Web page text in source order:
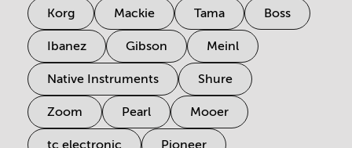
Korg Mackie Tama Boss
Ibanez Gibson Meinl
Native Instruments Shure
Zoom Pearl Mooer
tc electronic Pioneer